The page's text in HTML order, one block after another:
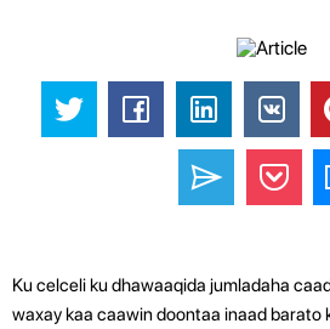
Ku celceli ku dhawaaqida jumladaha
waxay kaa caawin doontaa inaad barato